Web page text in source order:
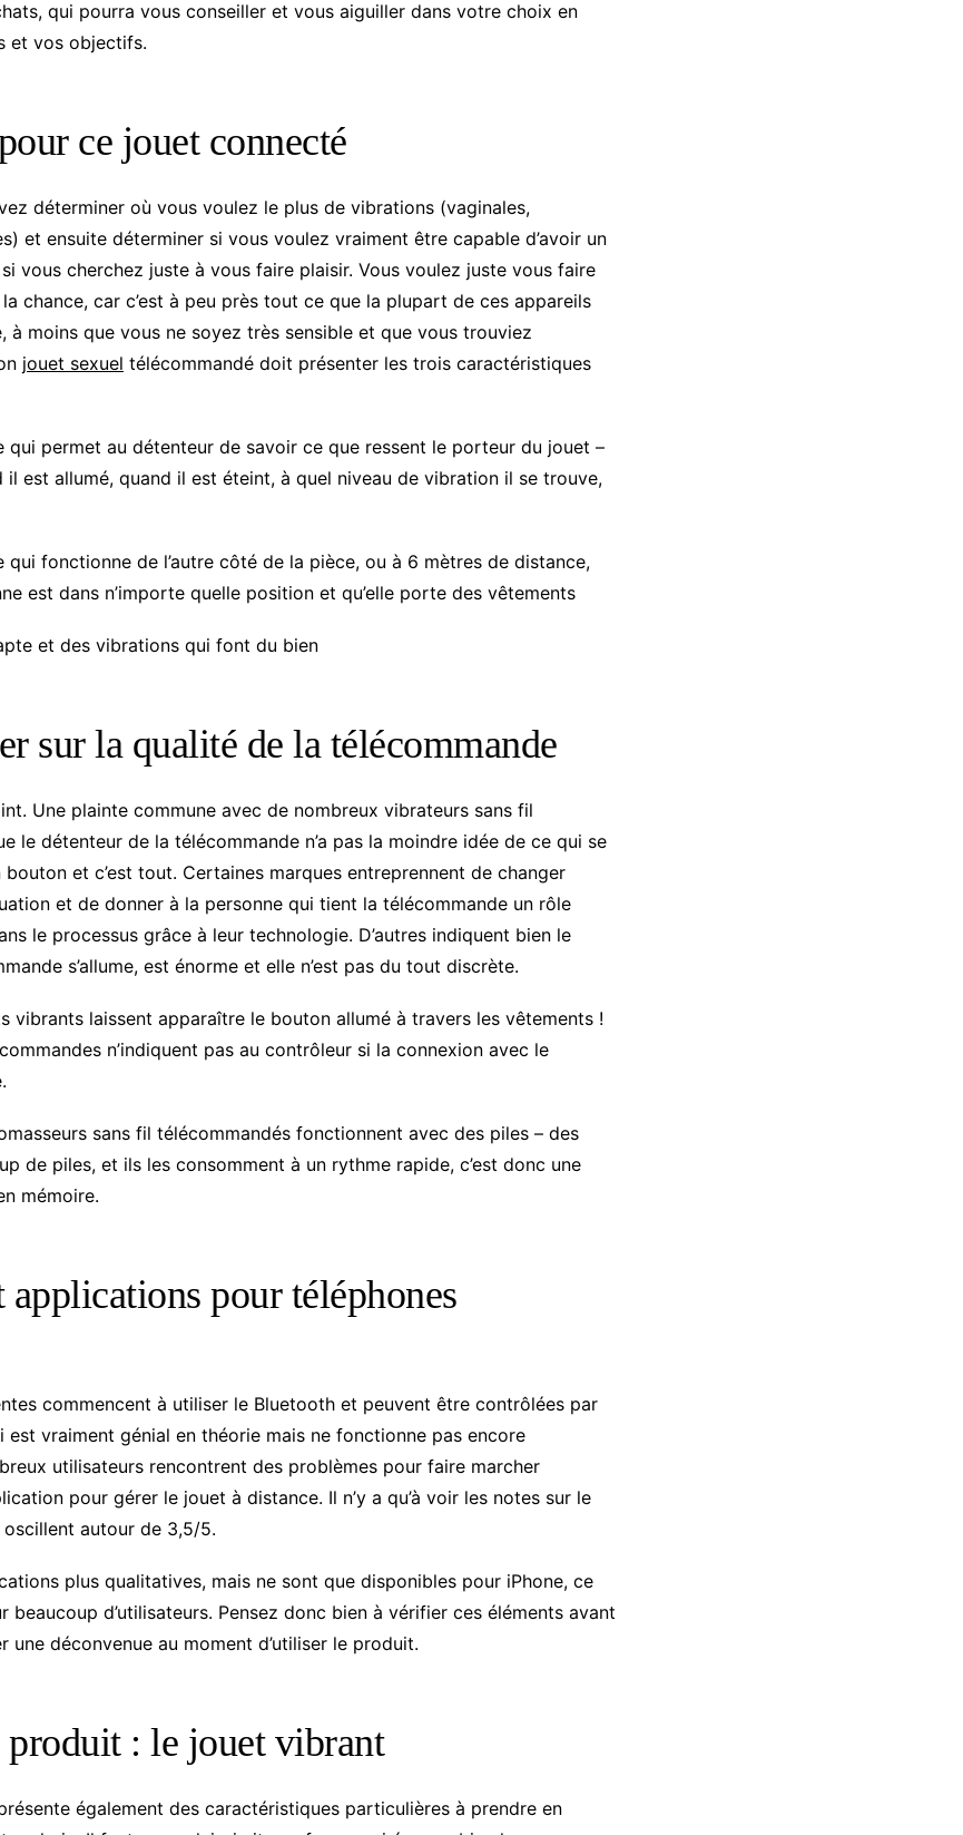
qui pourra vous conseiller et vous aiguiller dans votre choix en
et vos objectifs.
ce jouet connecté
déterminer où vous voulez le plus de vibrations (vaginales,
et ensuite déterminer si vous voulez vraiment être capable d’avoir un
vous cherchez juste à vous faire plaisir. Vous voulez juste vous faire
chance, car c’est à peu près tout ce que la plupart de ces appareils
à moins que vous ne soyez très sensible et que vous trouviez
jouet sexuel télécommandé doit présenter les trois caractéristiques
qui permet au détenteur de savoir ce que ressent le porteur du jouet –
est allumé, quand il est éteint, à quel niveau de vibration il se trouve,
qui fonctionne de l’autre côté de la pièce, ou à 6 mètres de distance,
est dans n’importe quelle position et qu’elle porte des vêtements
et des vibrations qui font du bien
sur la qualité de la télécommande
Une plainte commune avec de nombreux vibrateurs sans fil
le détenteur de la télécommande n’a pas la moindre idée de ce qui se
bouton et c’est tout. Certaines marques entreprennent de changer
et de donner à la personne qui tient la télécommande un rôle
le processus grâce à leur technologie. D’autres indiquent bien le
s’allume, est énorme et elle n’est pas du tout discrète.
vibrants laissent apparaître le bouton allumé à travers les vêtements !
n’indiquent pas au contrôleur si la connexion avec le
sans fil télécommandés fonctionnent avec des piles – des
de piles, et ils les consomment à un rythme rapide, c’est donc une
mémoire.
pour téléphones
commencent à utiliser le Bluetooth et peuvent être contrôlées par
est vraiment génial en théorie mais ne fonctionne pas encore
utilisateurs rencontrent des problèmes pour faire marcher
pour gérer le jouet à distance. Il n’y a qu’à voir les notes sur le
autour de 3,5/5.
plus qualitatives, mais ne sont que disponibles pour iPhone, ce
beaucoup d’utilisateurs. Pensez donc bien à vérifier ces éléments avant
déconvenue au moment d’utiliser le produit.
produit : le jouet vibrant
également des caractéristiques particulières à prendre en